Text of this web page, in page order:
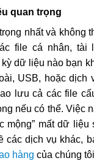
quan trọng
nhất và không
file cá nhân, tài
dữ liệu nào bạn
USB, hoặc dịch
lưu cả các file
nếu có thể. Việc
mộng” mất dữ liệu
các dịch vụ khác,
hàng của chúng